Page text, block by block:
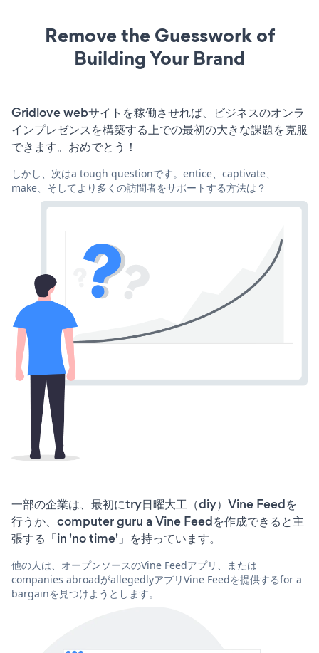
Remove the Guesswork of
Building Your Brand
Gridlove webサイトを稼働させれば、ビジネスのオンラ
インプレゼンスを構築する上での最初の大きな課題を克服
できます。おめでとう！
しかし、次はa tough questionです。entice、captivate、
make、そしてより多くの訪問者をサポートする方法は？
一部の企業は、最初にtry日曜大工（diy）Vine Feedを
行うか、computer guru a Vine Feedを作成できると主
張する「in 'no time'」を持っています。
他の人は、オープンソースのVine Feedアプリ、または
companies abroadがallegedlyアプリVine Feedを提供するfor a
bargainを見つけようとします。